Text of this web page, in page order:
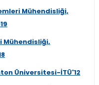
Mühendisliği,
Mühendisliği,
Üniversitesi-İTÜ'12